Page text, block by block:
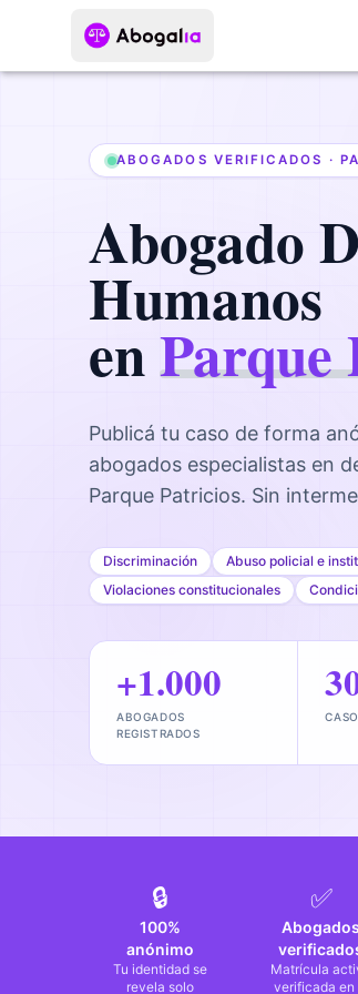
ABOGADOS VERIFICADOS ·
Abogado
Humanos
enParque
Publicá tu caso de forma
abogados especialistas en
Parque Patricios. Sin
Discriminación Abuso policial e
Violaciones constitucionales
+1.000
ABOGADOS
REGISTRADOS
🔒
100%
anónimo
Tu identidad se
revela solo
✅
Abogados
Matrícula
verificada en